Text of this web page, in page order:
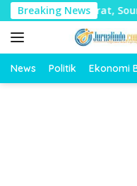
Langsung
ke
konten
Breaking NewsSound Horeg
News Politik Ekonomi